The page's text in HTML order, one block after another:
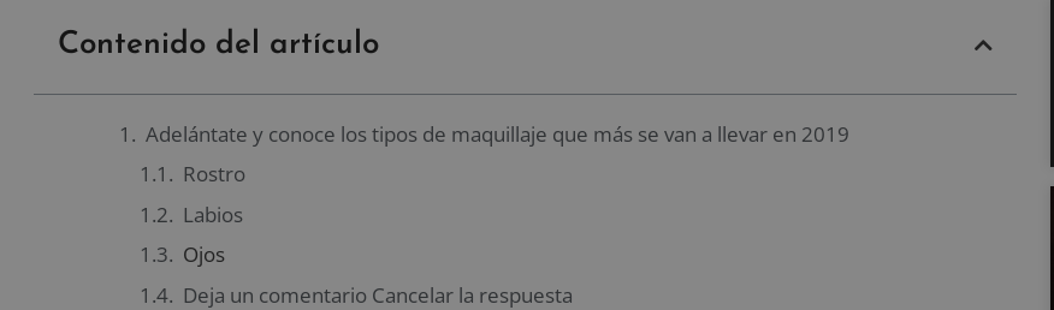
Contenido del artículo
Adelántate y conoce los tipos de maquillaje que más se van a llevar en 2019
Rostro
Labios
Ojos
Deja un comentario Cancelar la respuesta